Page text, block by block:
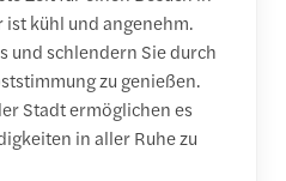
ist kühl und angenehm.
und schlendern Sie durch
zu genießen.
Stadt ermöglichen es
in aller Ruhe zu